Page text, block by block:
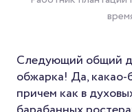
Следующий общий
обжарка! Да,
причем как в